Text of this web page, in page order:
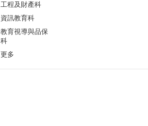
工程及財產科
資訊教育科
教育視導與品保
科
更多